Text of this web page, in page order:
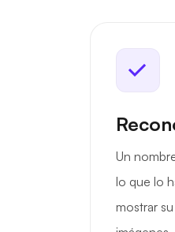
Un
lo que lo
mostrar